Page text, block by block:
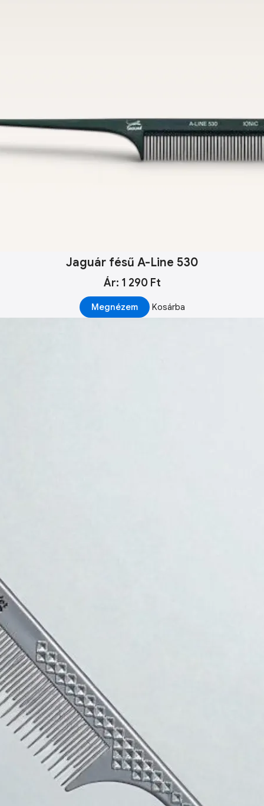
Jaguár fésű A-Line 530
Ár: 1 290 Ft
Megnézem Kosárba